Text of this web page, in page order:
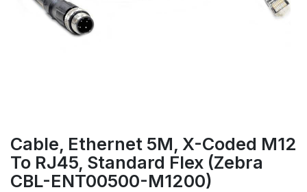
Cable, Ethernet 5M, X-Coded M12
To RJ45, Standard Flex (Zebra
CBL-ENT00500-M1200)